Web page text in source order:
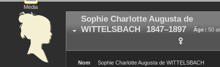
Média
Sophie Charlotte Augustade
WITTELSBACH
Âge : 50
1847–1897
Nom Sophie Charlotte Augusta de WITTELSBACH